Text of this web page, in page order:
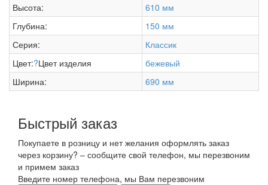
Высота:
610 мм
Глубина:
150 мм
Серия:
Классик
Цвет:?Цвет изделия
бежевый
Ширина:
690 мм
Быстрый заказ
Покупаете в розницу и нет желания оформлять заказ
через корзину? – сообщите свой телефон, мы перезвоним
и примем заказ
Введите номер телефона, мы Вам перезвоним